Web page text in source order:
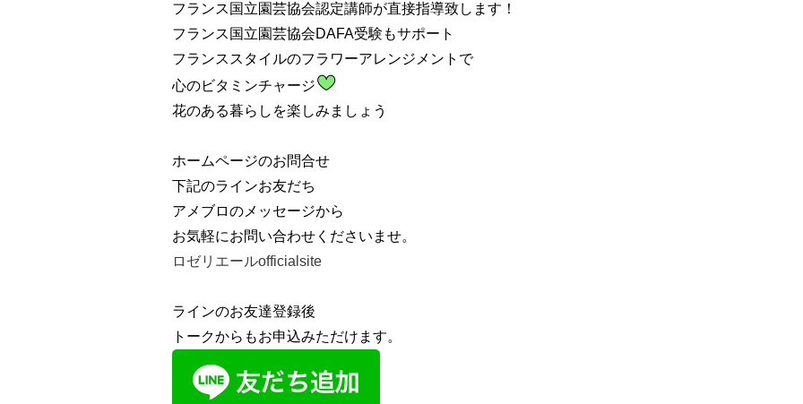
フランス国立園芸協会認定講師が直接指導致します！
フランス国立園芸協会DAFA受験もサポート
フランススタイルのフラワーアレンジメントで
心のビタミンチャージ
花のある暮らしを楽しみましょう
ホームページのお問合せ
下記のラインお友だち
アメブロのメッセージから
お気軽にお問い合わせくださいませ。
ロゼリエールofficialsite
ラインのお友達登録後
トークからもお申込みただけます。